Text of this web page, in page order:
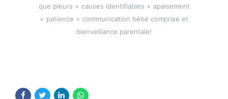
que pleurs + causes identifiables + apaisement
+ patience = communication bébé comprise et
bienveillance parentale!